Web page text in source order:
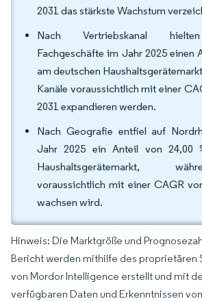
2031 das stärkste Wachstum
Nach Vertriebskanal
Fachgeschäfte im Jahr 2025 einen
am deutschen
Kanäle voraussichtlich mit einer
2031 expandieren werden.
Nach Geografie entfiel auf
Jahr 2025 ein Anteil von 24,00
Haushaltsgerätemarkt,
voraussichtlich mit einer CAGR
wachsen wird.
Hinweis: Die Marktgröße und
Bericht werden mithilfe des proprietären
von Mordor Intelligence erstellt und mit
verfügbaren Daten und Erkenntnissen